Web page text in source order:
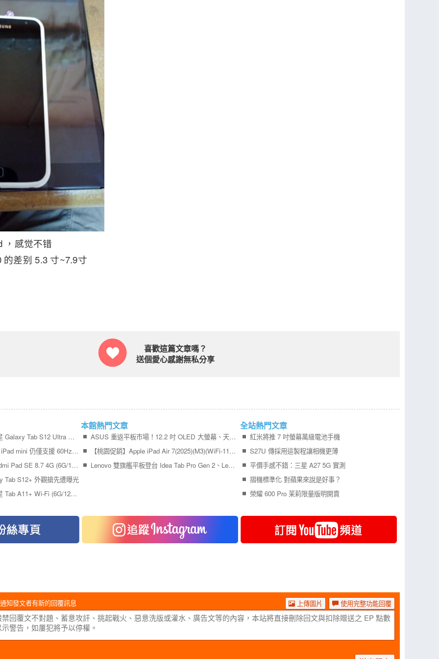
，感觉不错
的差别 5.3 寸~7.9寸
喜歡這篇文章嗎？
送個愛心感謝無私分享
水滴螢幕與雙相機，三星 Galaxy Tab S12 Ultra 彩現圖現身
爆料稱 OLED 螢幕版的 iPad mini 仍僅支援 60Hz 螢幕更新率
傑昇通信限時下殺：Redmi Pad SE 8.7 4G (6G/128G)只要 $3,590元！(7/13-7/15)
Tab S12+ 外觀搶先遭曝光
傑昇通信限時下殺：三星 Tab A11+ Wi-Fi (6G/128G) 只要 5,990 元！(6/29-7/1)
本館熱門文章
ASUS 重返平板市場！12.2 吋 OLED 大螢幕、天璣 8300 加持 ASUS Pad 現場實機體驗
【桃園促銷】Apple iPad Air 7(2025)(M3)(WiFi-11)128G，現貨下殺只要 16,290 元即可帶回家 ！(6/5~6/11)
Lenovo 雙旗艦平板登台 Idea Tab Pro Gen 2、Legion Tab Gen 5 搶攻暑期市場
全站熱門文章
紅米將推 7 吋螢幕萬級電池手機
S27U 傳採用這製程讓相機更薄
平價手感不錯：三星 A27 5G 實測
摺機標準化 對蘋果來說是好事？
榮耀 600 Pro 茉莉限量版明開賣
知發文者有新的回覆訊息 使用完整功能回覆
上傳圖片